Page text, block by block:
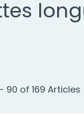
90 of 169 Articles